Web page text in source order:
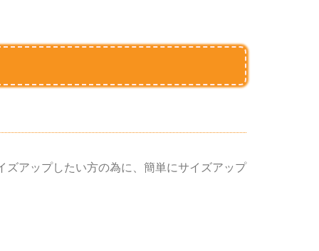
アップしたい方の為に、簡単にサイズアップ